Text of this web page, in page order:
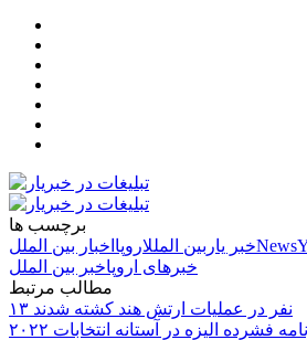
برچسب ها
خبر یار بین المللاروپا اخبار بین الملل
خبرهای اروپاخبر بین الملل
مطالب مرتبط
۱۳ نفر در عملیات ارتش هند کشته شدند
فشرده الیزه در آستانه انتخابات ۲۰۲۲